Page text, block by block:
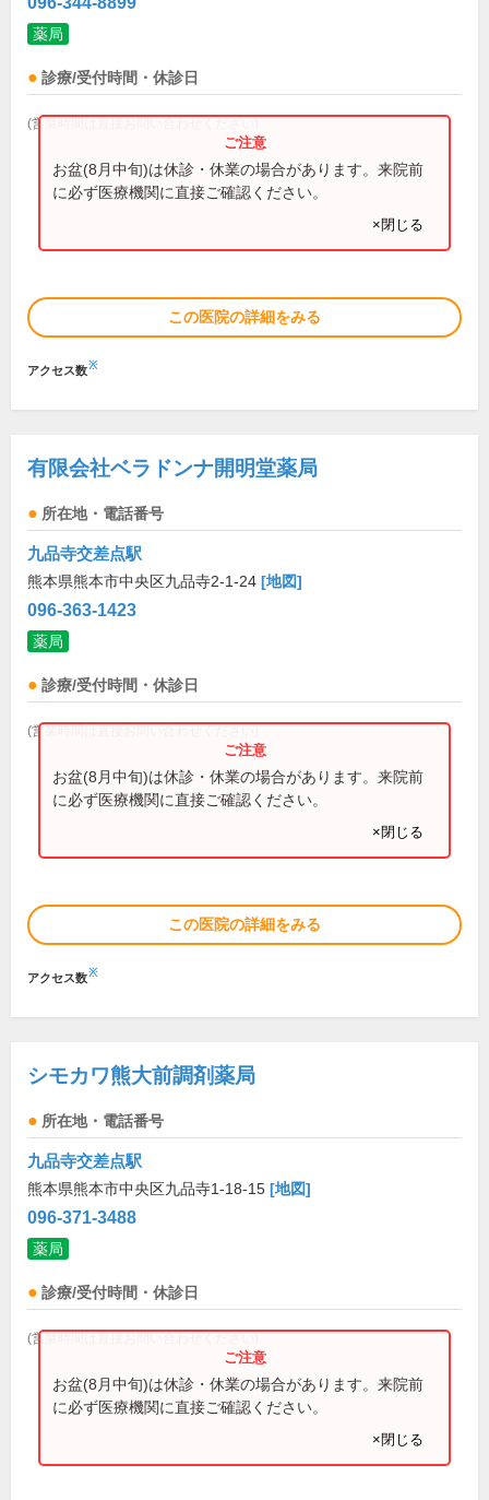
薬局
診療/受付時間・休診日
(営業時間は直接お問い合わせください)
お盆(8月中旬)は休診・休業の場合があります。来院前
に必ず医療機関に直接ご確認ください。
×閉じる
この医院の詳細をみる
アクセス数※
有限会社ベラドンナ開明堂薬局
所在地・電話番号
九品寺交差点駅
熊本県熊本市中央区九品寺2-1-24 [地図]
096-363-1423
薬局
診療/受付時間・休診日
(営業時間は直接お問い合わせください)
お盆(8月中旬)は休診・休業の場合があります。来院前
に必ず医療機関に直接ご確認ください。
×閉じる
この医院の詳細をみる
アクセス数※
シモカワ熊大前調剤薬局
所在地・電話番号
九品寺交差点駅
熊本県熊本市中央区九品寺1-18-15 [地図]
096-371-3488
薬局
診療/受付時間・休診日
(営業時間は直接お問い合わせください)
お盆(8月中旬)は休診・休業の場合があります。来院前
に必ず医療機関に直接ご確認ください。
×閉じる